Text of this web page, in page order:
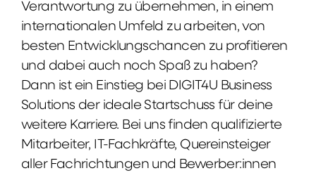
Verantwortung zu übernehmen, in einem
internationalen Umfeld zu arbeiten, von
besten Entwicklungschancen zu profitieren
und dabei auch noch Spaß zu haben?
Dann ist ein Einstieg bei DIGIT4U Business
Solutions der ideale Startschuss für deine
weitere Karriere. Bei uns finden qualifizierte
Mitarbeiter, IT-Fachkräfte, Quereinsteiger
aller Fachrichtungen und Bewerber:innen